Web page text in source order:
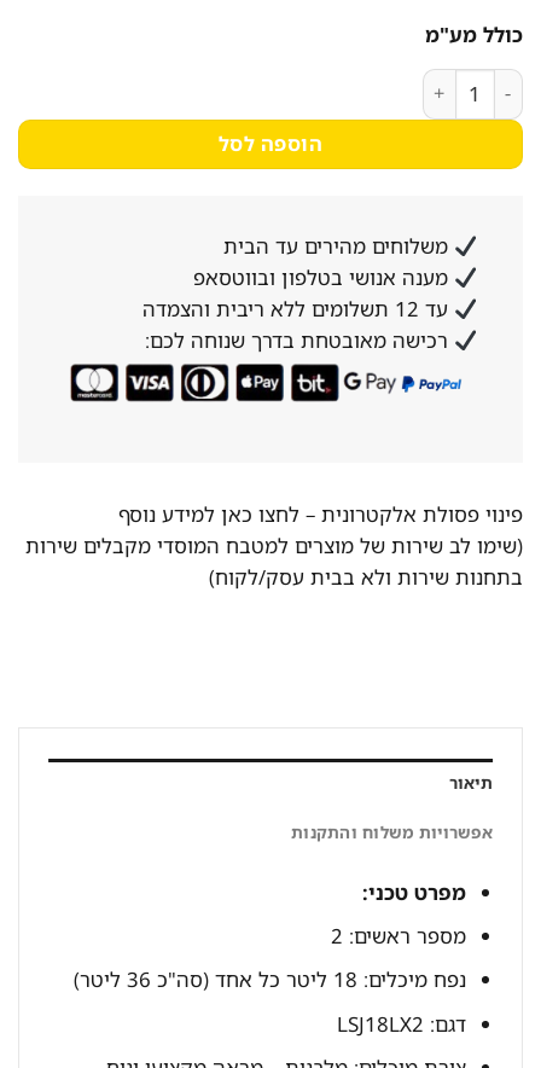
כולל מע"מ
כמות של מכונת מיץ מלבנית כפולה 18X2 ליטר
הוספה לסל
משלוחים מהירים עד הבית
מענה אנושי בטלפון ובווטסאפ
עד 12 תשלומים ללא ריבית והצמדה
רכישה מאובטחת בדרך שנוחה לכם:
פינוי פסולת אלקטרונית –לחצו כאן למידע נוסף
(שימו לב שירות של מוצרים למטבח המוסדי מקבלים שירות
בתחנות שירות ולא בבית עסק/לקוח)
תיאור
אפשרויות משלוח והתקנות
מפרט טכני:
מספר ראשים: 2
נפח מיכלים: 18 ליטר כל אחד (סה"כ 36 ליטר)
דגם: LSJ18LX2